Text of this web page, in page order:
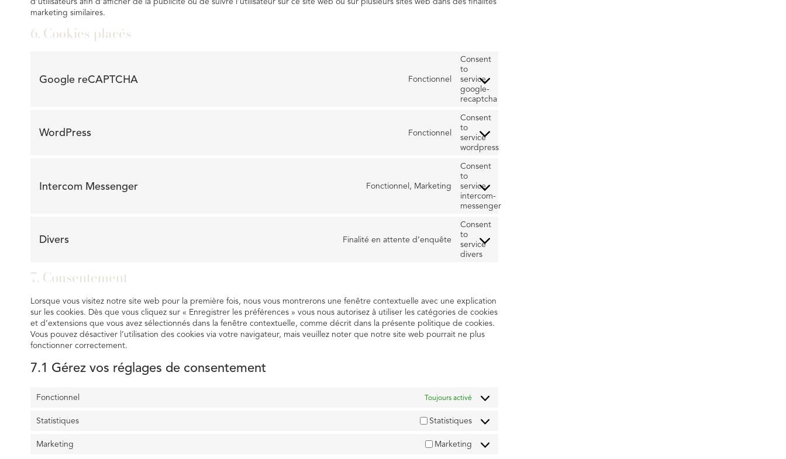
marketing similaires.
6. Cookies placés
Google reCAPTCHA Fonctionnel
Consent
to
service
google-
recaptcha
WordPress Fonctionnel
Consent
to
service
wordpress
Intercom Messenger Fonctionnel, Marketing
Consent
to
service
intercom-
messenger
Divers Finalité en attente d’enquête
Consent
to
service
divers
7. Consentement
Lorsque vous visitez notre site web pour la première fois, nous vous montrerons une fenêtre contextuelle avec une explication
sur les cookies. Dès que vous cliquez sur « Enregistrer les préférences » vous nous autorisez à utiliser les catégories de cookies
et d’extensions que vous avez sélectionnés dans la fenêtre contextuelle, comme décrit dans la présente politique de cookies.
Vous pouvez désactiver l’utilisation des cookies via votre navigateur, mais veuillez noter que notre site web pourrait ne plus
fonctionner correctement.
7.1 Gérez vos réglages de consentement
Fonctionnel Toujours activé
Statistiques Statistiques
Marketing Marketing